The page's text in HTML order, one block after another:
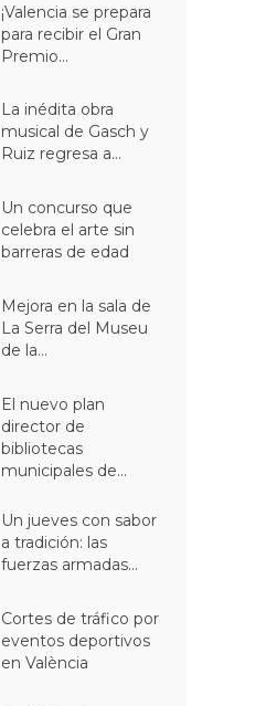
¡Valencia se prepara
para recibir el Gran
Premio...
La inédita obra
musical de Gasch y
Ruiz regresa a...
Un concurso que
celebra el arte sin
barreras de edad
Mejora en la sala de
La Serra del Museu
de la...
El nuevo plan
director de
bibliotecas
municipales de...
Un jueves con sabor
a tradición: las
fuerzas armadas...
Cortes de tráfico por
eventos deportivos
en València